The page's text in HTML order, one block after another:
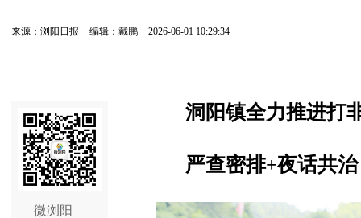
来源：浏阳日报 编辑：戴鹏 2026-06-01 10:29:34
微浏阳
洞阳镇全力推进打
严查密排+夜话共